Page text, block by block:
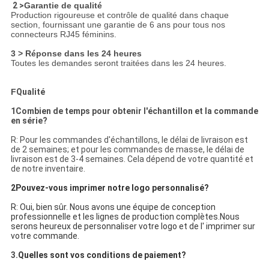
2 >Garantie de qualité
Production rigoureuse et contrôle de qualité dans chaque
section, fournissant une garantie de 6 ans pour tous nos
connecteurs RJ45 féminins.
3 > Réponse dans les 24 heures
Toutes les demandes seront traitées dans les 24 heures.
FQualité
1Combien de temps pour obtenir l'échantillon et la commande
en série?
R: Pour les commandes d'échantillons, le délai de livraison est
de 2 semaines; et pour les commandes de masse, le délai de
livraison est de 3-4 semaines. Cela dépend de votre quantité et
de notre inventaire.
2Pouvez-vous imprimer notre logo personnalisé?
R: Oui, bien sûr. Nous avons une équipe de conception
professionnelle et les lignes de production complètes.Nous
serons heureux de personnaliser votre logo et de l' imprimer sur
votre commande.
3.Quelles sont vos conditions de paiement?